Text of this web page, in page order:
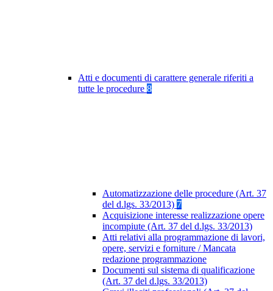
Atti e documenti di carattere generale riferiti a
tutte le procedure 8
Automatizzazione delle procedure (Art. 37
del d.lgs. 33/2013) 7
Acquisizione interesse realizzazione opere
incompiute (Art. 37 del d.lgs. 33/2013)
Atti relativi alla programmazione di lavori,
opere, servizi e forniture / Mancata
redazione programmazione
Documenti sul sistema di qualificazione
(Art. 37 del d.lgs. 33/2013)